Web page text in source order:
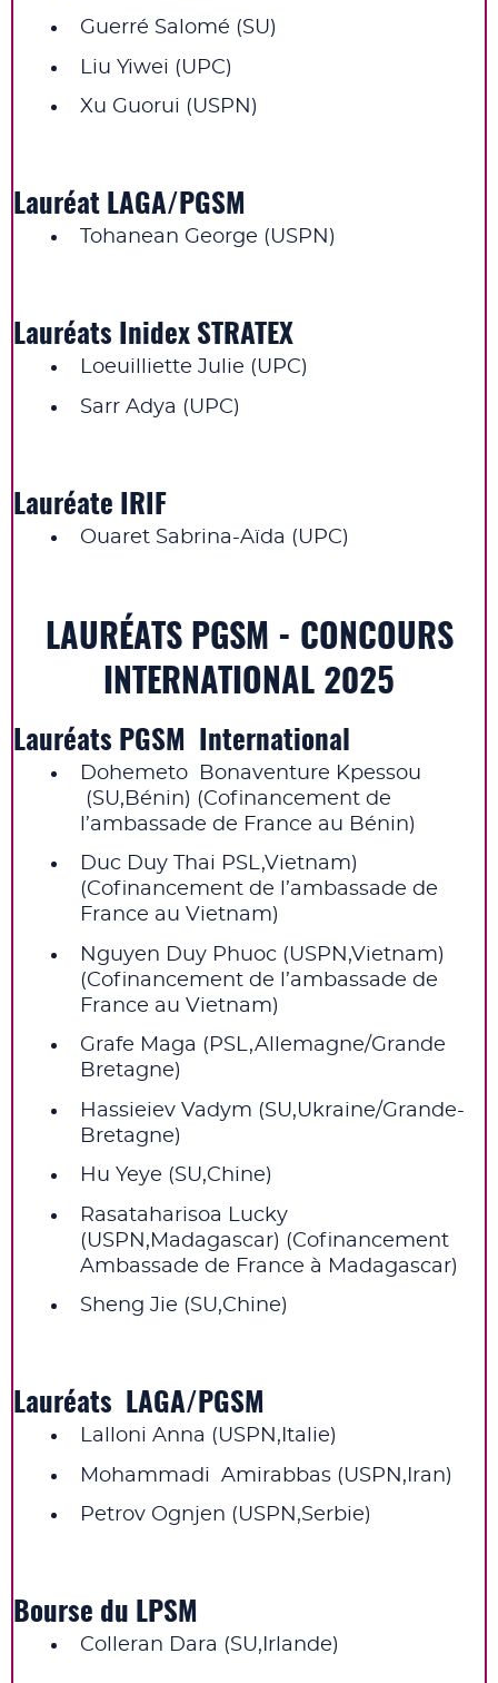
Guerré Salomé (SU)
Liu Yiwei (UPC)
Xu Guorui (USPN)
Lauréat LAGA/PGSM
Tohanean George (USPN)
Lauréats Inidex STRATEX
Loeuilliette Julie (UPC)
Sarr Adya (UPC)
Lauréate IRIF
Ouaret Sabrina-Aïda (UPC)
LAURÉATS PGSM - CONCOURS
INTERNATIONAL 2025
Lauréats PGSM International
Dohemeto Bonaventure Kpessou
(SU,Bénin) (Cofinancement de
l’ambassade de France au Bénin)
Duc Duy Thai PSL,Vietnam)
(Cofinancement de l’ambassade de
France au Vietnam)
Nguyen Duy Phuoc (USPN,Vietnam)
(Cofinancement de l’ambassade de
France au Vietnam)
Grafe Maga (PSL,Allemagne/Grande
Bretagne)
Hassieiev Vadym (SU,Ukraine/Grande-
Bretagne)
Hu Yeye (SU,Chine)
Rasataharisoa Lucky
(USPN,Madagascar) (Cofinancement
Ambassade de France à Madagascar)
Sheng Jie (SU,Chine)
Lauréats LAGA/PGSM
Lalloni Anna (USPN,Italie)
Mohammadi Amirabbas (USPN,Iran)
Petrov Ognjen (USPN,Serbie)
Bourse du LPSM
Colleran Dara (SU,Irlande)